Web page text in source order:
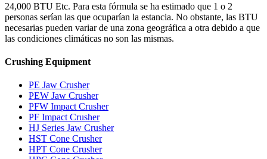
24,000 BTU Etc. Para esta fórmula se ha estimado que 1 o 2
personas serían las que ocuparían la estancia. No obstante, las BTU
necesarias pueden variar de una zona geográfica a otra debido a que
las condiciones climáticas no son las mismas.
Crushing Equipment
PE Jaw Crusher
PEW Jaw Crusher
PFW Impact Crusher
PF Impact Crusher
HJ Series Jaw Crusher
HST Cone Crusher
HPT Cone Crusher